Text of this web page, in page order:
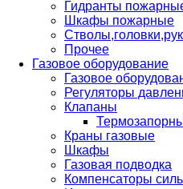
Гидранты
Шкафы пожарные
Прочее
Газовое оборудование
Газовое
Регуляторы
Клапаны
Краны газовые
Шкафы
Газовая подводка
Компенсаторы